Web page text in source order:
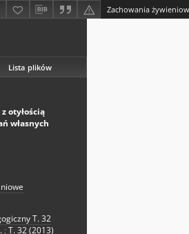
Lista plików
otyłością
własnych
T. 32
; T. 32 (2013)